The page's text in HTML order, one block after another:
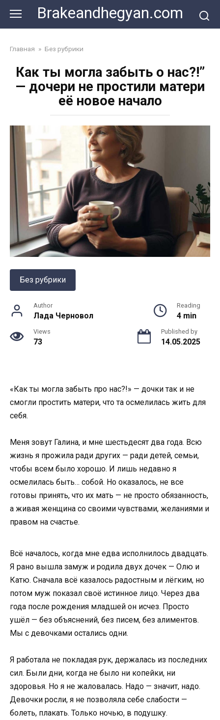
content
Brakeandhegyan.com
Главная » Без рубрики
Как ты могла забыть о нас?!”
— дочери не простили матери
её новое начало
Без рубрики
Author
Лада Черновол
Reading
4 min
Views
73
Published by
14.05.2025
«Как ты могла забыть про нас?!» — дочки так и не
смогли простить матери, что та осмелилась жить для
себя.
Меня зовут Галина, и мне шестьдесят два года. Всю
жизнь я прожила ради других — ради детей, семьи,
чтобы всем было хорошо. И лишь недавно я
осмелилась быть… собой. Но оказалось, не все
готовы принять, что их мать — не просто обязанность,
а живая женщина со своими чувствами, желаниями и
правом на счастье.
Всё началось, когда мне едва исполнилось двадцать.
Я рано вышла замуж и родила двух дочек — Олю и
Катю. Сначала всё казалось радостным и лёгким, но
потом муж показал своё истинное лицо. Через два
года после рождения младшей он исчез. Просто
ушёл — без объяснений, без писем, без алиментов.
Мы с девочками остались одни.
Я работала не покладая рук, держалась из последних
сил. Были дни, когда не было ни копейки, ни
здоровья. Но я не жаловалась. Надо — значит, надо.
Девочки росли, я не позволяла себе слабости —
болеть, плакать. Только ночью, в подушку.